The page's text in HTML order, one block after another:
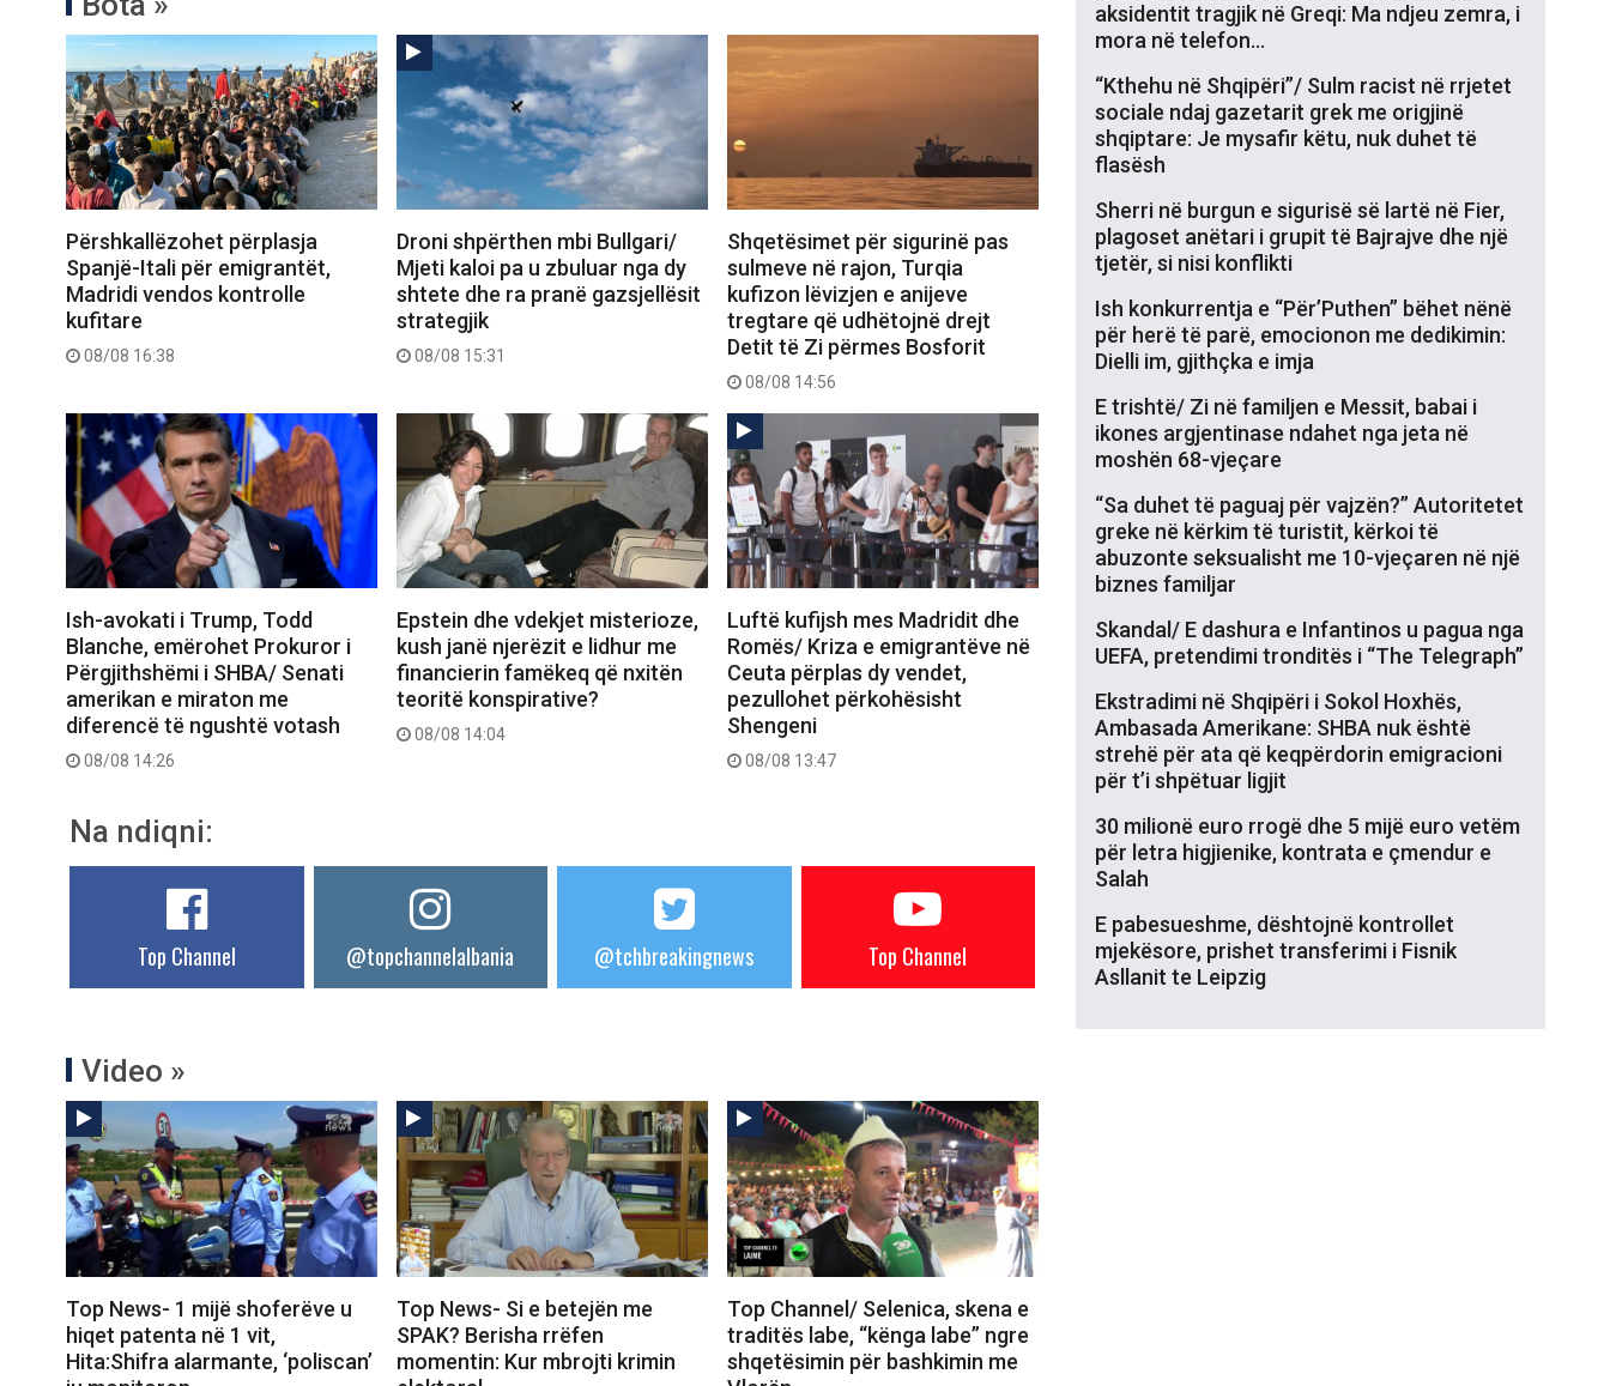
Përshkallëzohet përplasja
Spanjë-Itali për emigrantët,
Madridi vendos kontrolle
kufitare
08/08 16:38
Droni shpërthen mbi Bullgari/
Mjeti kaloi pa u zbuluar nga dy
shtete dhe ra pranë gazsjellësit
strategjik
08/08 15:31
Shqetësimet për sigurinë pas
sulmeve në rajon, Turqia
kufizon lëvizjen e anijeve
tregtare që udhëtojnë drejt
Detit të Zi përmes Bosforit
08/08 14:56
Ish-avokati i Trump, Todd
Blanche, emërohet Prokuror i
Përgjithshëmi i SHBA/ Senati
amerikan e miraton me
diferencë të ngushtë votash
08/08 14:26
Epstein dhe vdekjet misterioze,
kush janë njerëzit e lidhur me
financierin famëkeq që nxitën
teoritë konspirative?
08/08 14:04
Luftë kufijsh mes Madridit dhe
Romës/ Kriza e emigrantëve në
Ceuta përplas dy vendet,
pezullohet përkohësisht
Shengeni
08/08 13:47
Na ndiqni:
Top Channel @topchannelalbania @tchbreakingnews Top Channel
Video »
Top News- 1 mijë shoferëve u
hiqet patenta në 1 vit,
Hita:Shifra alarmante, ‘poliscan’
Top News- Si e betejën me
SPAK? Berisha rrëfen
momentin: Kur mbrojti krimin
Top Channel/ Selenica, skena e
traditës labe, “kënga labe” ngre
shqetësimin për bashkimin me
aksidentit tragjik në Greqi: Ma ndjeu zemra, i
mora në telefon…
“Kthehu në Shqipëri”/ Sulm racist në rrjetet
sociale ndaj gazetarit grek me origjinë
shqiptare: Je mysafir këtu, nuk duhet të
flasësh
Sherri në burgun e sigurisë së lartë në Fier,
plagoset anëtari i grupit të Bajrajve dhe një
tjetër, si nisi konflikti
Ish konkurrentja e “Për’Puthen” bëhet nënë
për herë të parë, emocionon me dedikimin:
Dielli im, gjithçka e imja
E trishtë/ Zi në familjen e Messit, babai i
ikones argjentinase ndahet nga jeta në
moshën 68-vjeçare
“Sa duhet të paguaj për vajzën?” Autoritetet
greke në kërkim të turistit, kërkoi të
abuzonte seksualisht me 10-vjeçaren në një
biznes familjar
Skandal/ E dashura e Infantinos u pagua nga
UEFA, pretendimi tronditës i “The Telegraph”
Ekstradimi në Shqipëri i Sokol Hoxhës,
Ambasada Amerikane: SHBA nuk është
strehë për ata që keqpërdorin emigracioni
për t’i shpëtuar ligjit
30 milionë euro rrogë dhe 5 mijë euro vetëm
për letra higjienike, kontrata e çmendur e
Salah
E pabesueshme, dështojnë kontrollet
mjekësore, prishet transferimi i Fisnik
Asllanit te Leipzig